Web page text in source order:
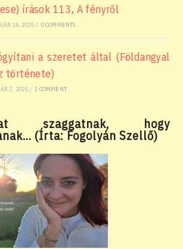
írások 113, A fényről
14, 2025 / 0 COMMENTS
a szeretet által (Földangyal
története)
2, 2025 / 1 COMMENT
szaggatnak, hogy
(Írta: Fogolyán Szellő)